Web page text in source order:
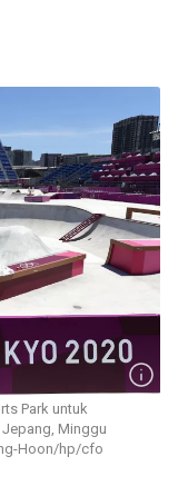
Park untuk
Minggu
Hoon/hp/cfo